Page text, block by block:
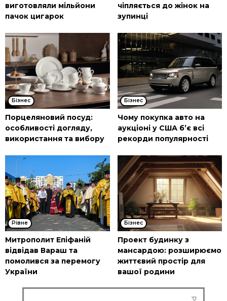
виготовляли мільйони
пачок цигарок
чіпляється до жінок на
зупинці
Бізнес
Порцеляновий посуд:
особливості догляду,
використання та вибору
Бізнес
Чому покупка авто на
аукціоні у США б’є всі
рекорди популярності
Рівне
Митрополит Епіфаній
відвідав Вараш та
помолився за перемогу
України
Бізнес
Проект будинку з
мансардою: розширюємо
життєвий простір для
вашої родини